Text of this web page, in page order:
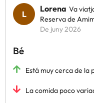
Lorena Va
Reserva de
De juny 2026
Bé
Está muy cerca de la
La comida poco